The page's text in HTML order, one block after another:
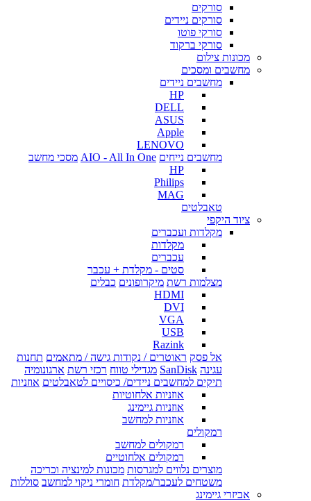
סורקים
סורקים ניידים
סורקי פוטו
סורקי ברקוד
מכונות צילום
מחשבים ומסכים
מחשבים ניידים
HP
DELL
ASUS
Apple
LENOVO
מחשבים נייחים AIO - All In One מסכי מחשב
HP
Philips
MAG
טאבלטים
ציוד היקפי
מקלדות ועכברים
מקלדות
עכברים
סטים - מקלדת + עכבר
מצלמות רשת מיקרופונים כבלים
HDMI
DVI
VGA
USB
Razink
אל פסק ראוטרים / נקודות גישה / מתאמים תחנות
עגינה SanDisk מגדילי טווח רכזי רשת ארגונומיה
תיקים למחשבים ניידים/ כיסויים לטאבלטים אוזניות
אוזניות אלחוטיות
אוזניות גיימינג
אוזניות למחשב
רמקולים
רמקולים למחשב
רמקולים אלחוטיים
מוצרים נלווים למגרסות מכונות למינציה וכריכה
משטחים לעכבר/מקלדת חומרי ניקוי למחשב סוללות
אביזרי גיימינג